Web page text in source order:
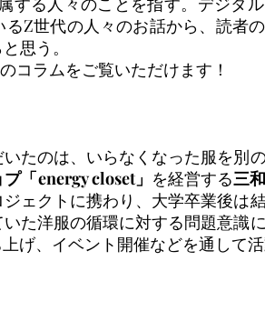
Z世代の人々のお話から、読者
思う。
コラムをご覧いただけます！
たのは、いらなくなった服を別
「energy closet」 を経営する三
ェクトに携わり、大学卒業後は
た洋服の循環に対する問題意識
げ、イベント開催などを通して活